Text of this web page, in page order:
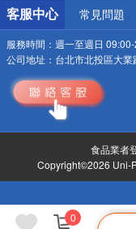
0
客服中心 常見問題
服務時間： 週一至週日
公司地址： 台北市北投區大
食品業者
Copyright©2026 Uni-